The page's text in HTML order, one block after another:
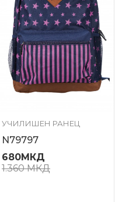
УЧИЛИШЕН РАНЕЦ
N79797
680МКД
1.360МКД